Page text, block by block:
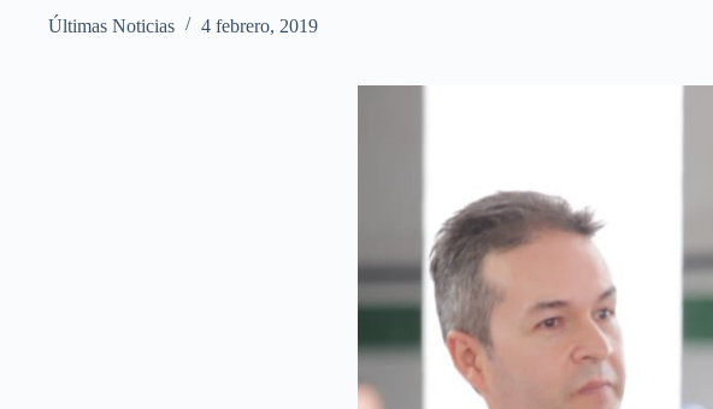
Últimas Noticias 4 febrero, 2019